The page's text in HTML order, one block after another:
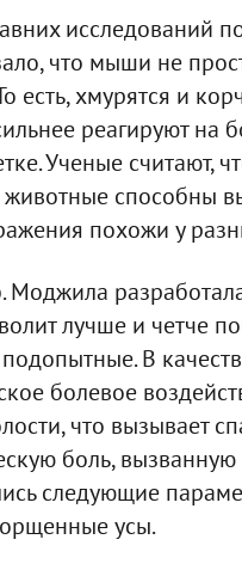
исследований
что мыши не
есть, хмурятся и
реагируют на
Ученые считают,
животные способны
похожи у
Моджила
лучше и четче
В
болевое
что вызывает
боль,
следующие
усы.